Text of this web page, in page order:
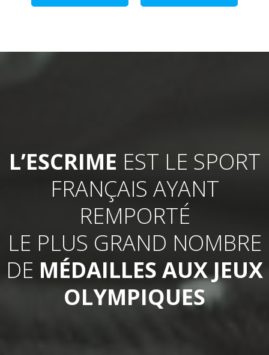
L’ESCRIME EST LE SPORT
FRANÇAIS AYANT
REMPORTÉ
LE PLUS GRAND NOMBRE
DE MÉDAILLES AUX JEUX
OLYMPIQUES